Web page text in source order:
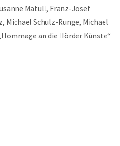
Matull, Franz-Josef
Michael Schulz-Runge, Michael
an die Hörder Künste“